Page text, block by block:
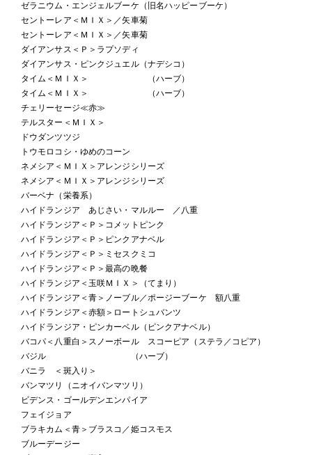
ゼラニウム・エンジェルブーケ（旧名ハッピーブーケ）
セントーレア＜ＭＩＸ＞／矢車菊
セントーレア＜ＭＩＸ＞／矢車菊
ダイアンサス＜Ｐ＞ラプソディ
ダイアンサス・ピンクジュエル（ナデシコ）
タイム＜ＭＩＸ＞ （ハーブ）
タイム＜ＭＩＸ＞ （ハーブ）
チェリーセージ≪赤≫
テルスター＜ＭＩＸ＞
ドウダンツツジ
トウモロコシ・ゆめのコーン
ネメシア＜ＭＩＸ＞アレンジシリーズ
ネメシア＜ＭＩＸ＞アレンジシリーズ
バーベナ（栄養系）
ハイドランジア あじさい・マルルー ／八重
ハイドランジア＜Ｐ＞コメットピンク
ハイドランジア＜Ｐ＞ピンクアナベル
ハイドランジア＜Ｐ＞ミセスクミコ
ハイドランジア＜Ｐ＞最高の晩餐
ハイドランジア＜玉咲ＭＩＸ＞（てまり）
ハイドランジア＜青＞ノーブル／ポージーブーケ 額八重
ハイドランジア＜赤額＞ロートシュバンツ
ハイドランジア・ピンカーベル（ピンクアナベル）
バコパ＜八重白＞スノーボール スコーピア（ステラ／コピア）
バジル （ハーブ）
バニラ ＜斑入り＞
バンマツリ（ニオイバンマツリ）
ビデンス・ゴールデンエンパイア
フェイジョア
ブラキカム＜青＞ブラスコ／姫コスモス
ブルーデージー